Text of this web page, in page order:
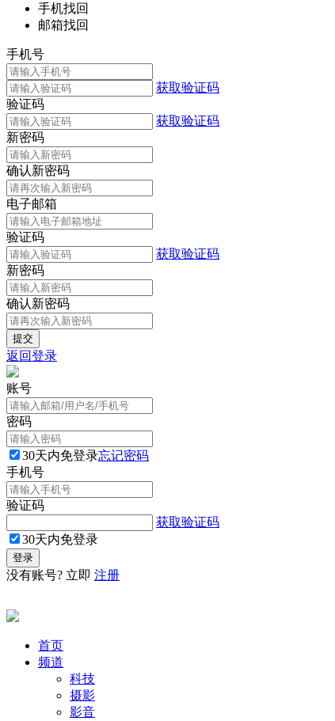
手机找回
邮箱找回
手机号
获取验证码
验证码
获取验证码
新密码
确认新密码
电子邮箱
验证码
获取验证码
新密码
确认新密码
返回登录
账号
密码
30天内免登录忘记密码
手机号
验证码
获取验证码
30天内免登录
没有账号? 立即 注册
首页
频道
科技
摄影
影音